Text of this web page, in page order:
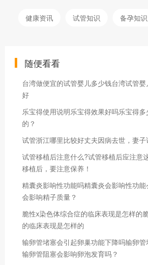
健康资讯 试管知识 备孕知识
随便看看
台湾做便宜的试管婴儿多少钱台湾试管
好
乐宝得使用说明乐宝得效果好吗乐宝得
的？
试管浙江哪里比较好丈夫因病去世，妻
试管移植后注意什么?试管移植后应注意
移植后，要注意保养！
精囊炎影响性功能吗精囊炎会影响性功
会影响精子质量？
脆性x染色体综合症的临床表现是怎样的
的临床表现是怎样的
输卵管堵塞会引起卵巢功能下降吗输卵
输卵管阻塞会影响卵泡发育吗？